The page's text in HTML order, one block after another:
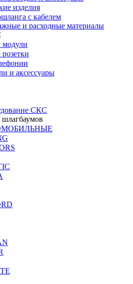
изделия
с кабелем
и расходные материалы
и аксессуары
СКС